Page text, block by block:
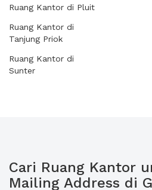
Ruang Kantor di Pluit
Ruang Kantor di
Tanjung Priok
Ruang Kantor di
Sunter
Cari Ruang Kantor
Mailing Address di